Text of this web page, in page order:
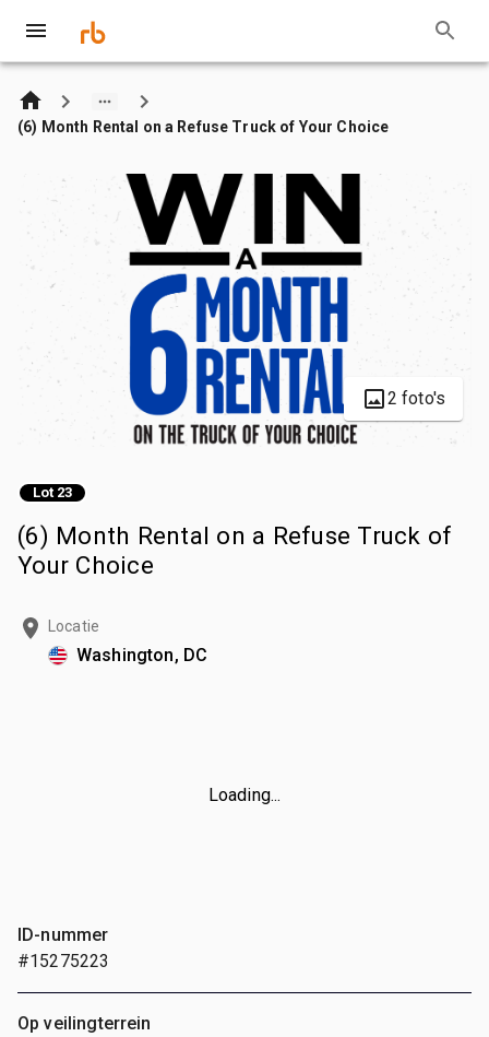
(6) Month Rental on a Refuse Truck of Your Choice
2 foto's
Lot 23
(6) Month Rental on a Refuse Truck of
Your Choice
Locatie
Washington, DC
Loading...
ID-nummer
#15275223
Op veilingterrein